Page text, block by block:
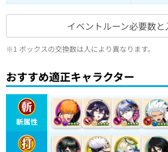
イベントルーン必要数と
※1 ボックスの交換数は人により異なります。
おすすめ適正キャラクター
斬属性